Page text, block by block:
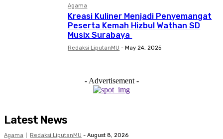
Agama
Kreasi Kuliner Menjadi Penyemangat
Peserta Kemah Hizbul Wathan SD
Musix Surabaya
Redaksi LiputanMU - May 24, 2025
- Advertisement -
Latest News
Agama Redaksi LiputanMU - August 8, 2026